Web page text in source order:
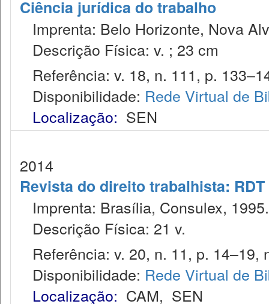
Ciência jurídica do trabalho
Imprenta: Belo Horizonte, Nova
Descrição Física: v. ; 23 cm
Referência: v. 18, n. 111, p.
Disponibilidade: Rede Virtual de
Localização: SEN
2014
Revista do direito trabalhista: RDT
Imprenta: Brasília, Consulex, 1995.
Descrição Física: 21 v.
Referência: v. 20, n. 11, p. 14–19,
Disponibilidade: Rede Virtual de
Localização: CAM, SEN